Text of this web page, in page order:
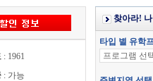
: 1961
: 가능